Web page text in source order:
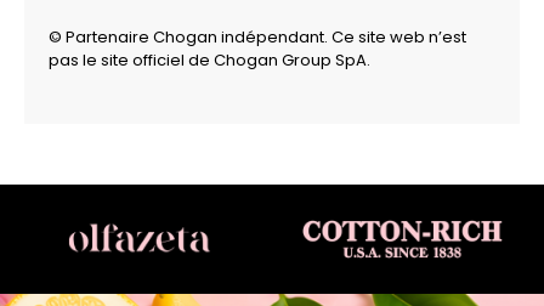
© Partenaire Chogan indépendant. Ce site web n’est
pas le site officiel de Chogan Group SpA.